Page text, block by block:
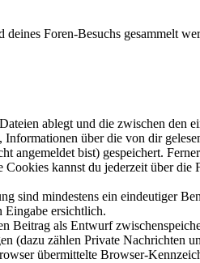
Foren-Besuchs gesammelt
ablegt und die zwischen den
über die von dir
angemeldet bist) gespeichert.
kannst du jederzeit über die
sind mindestens ein eindeutiger
Eingabe ersichtlich.
Beitrag als Entwurf
(dazu zählen Private Nachrichten
übermittelte Browser-